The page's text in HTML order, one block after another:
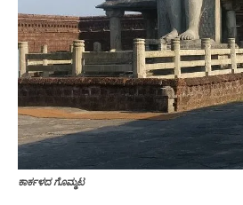
ಕಾರ್ಕಳದ ಗೊಮ್ಮಟ